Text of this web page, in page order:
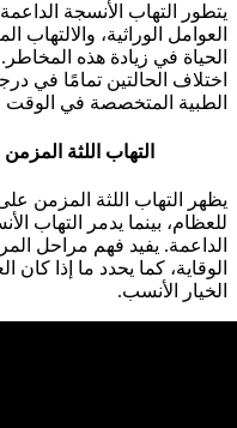
يتطور التهاب الأنسجة
العوامل الوراثية،
الحياة في زيادة هذه
اختلاف الحالتين تمامًا في
الطبية المتخصصة في
التهاب اللثة
يظهر التهاب اللثة المزمن
للعظام، بينما يدمر التهاب
الداعمة. يفيد فهم مراحل
الوقاية، كما يحدد ما إذا
الخيار الأنسب.